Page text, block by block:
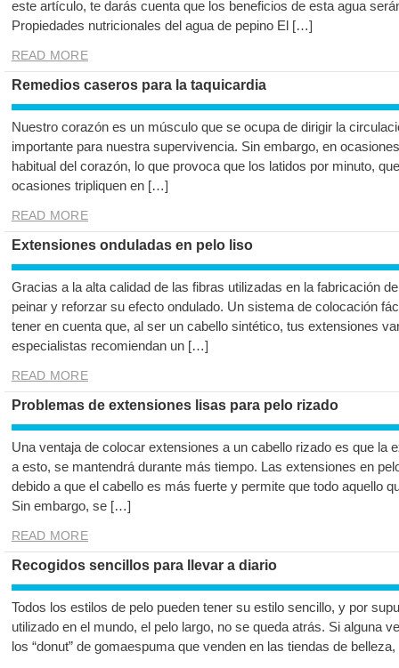
este artículo, te darás cuenta que los beneficios de esta agua
Propiedades nutricionales del agua de pepino El […]
READ MORE
Remedios caseros para la taquicardia
Nuestro corazón es un músculo que se ocupa de dirigir la
importante para nuestra supervivencia. Sin embargo, en
habitual del corazón, lo que provoca que los latidos por minuto,
ocasiones tripliquen en […]
READ MORE
Extensiones onduladas en pelo liso
Gracias a la alta calidad de las fibras utilizadas en la fabricación
peinar y reforzar su efecto ondulado. Un sistema de colocación
tener en cuenta que, al ser un cabello sintético, tus extensiones
especialistas recomiendan un […]
READ MORE
Problemas de extensiones lisas para pelo rizado
Una ventaja de colocar extensiones a un cabello rizado es que la
a esto, se mantendrá durante más tiempo. Las extensiones en
debido a que el cabello es más fuerte y permite que todo aquello
Sin embargo, se […]
READ MORE
Recogidos sencillos para llevar a diario
Todos los estilos de pelo pueden tener su estilo sencillo, y por
utilizado en el mundo, el pelo largo, no se queda atrás. Si alguna
los “donut” de gomaespuma que venden en las tiendas de